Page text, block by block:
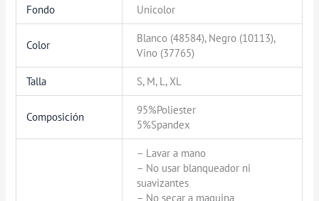
Fondo Unicolor
Color
Blanco (48584), Negro (10113),
Vino (37765)
Talla S, M, L, XL
Composición
95%Poliester
5%Spandex
– Lavar a mano
– No usar blanqueador ni
suavizantes
– No secar a maquina